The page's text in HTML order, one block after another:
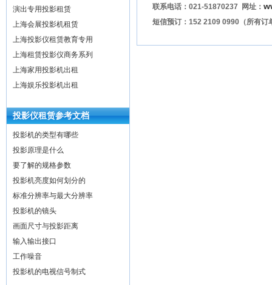
联系电话：021-51870237 网址：
短信预订：152 2109 0990（所有订
演出专用投影租赁
上海会展投影机租赁
上海投影仪租赁教育专用
上海租赁投影仪商务系列
上海家用投影机出租
上海娱乐投影机出租
投影仪租赁参考文档
投影机的类型有哪些
投影原理是什么
要了解的规格参数
投影机亮度如何划分的
标准分辨率与最大分辨率
投影机的镜头
画面尺寸与投影距离
输入输出接口
工作噪音
投影机的电视信号制式